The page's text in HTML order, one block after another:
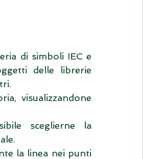
di simboli IEC e
delle librerie
visualizzandone
sceglierne la
la linea nei punti